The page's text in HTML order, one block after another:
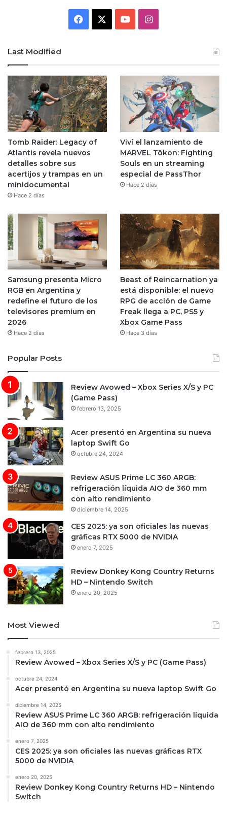
Facebook YouTubeInstagram
Last Modified
Tomb Raider: Legacy of
Atlantis revela nuevos
detalles sobre sus
acertijos y trampas en un
minidocumental
Hace 2 días
Viví el lanzamiento de
MARVEL Tōkon: Fighting
Souls en un streaming
especial de PassThor
Hace 2 días
Samsung presenta Micro
RGB en Argentina y
redefine el futuro de los
televisores premium en
2026
Hace 2 días
Beast of Reincarnation ya
está disponible: el nuevo
RPG de acción de Game
Freak llega a PC, PS5 y
Xbox Game Pass
Hace 3 días
Popular Posts
Review Avowed – Xbox Series X/S y PC
(Game Pass)
febrero 13, 2025
Acer presentó en Argentina su nueva
laptop Swift Go
octubre 24, 2024
Review ASUS Prime LC 360 ARGB:
refrigeración líquida AIO de 360 mm
con alto rendimiento
diciembre 14, 2025
CES 2025: ya son oficiales las nuevas
gráficas RTX 5000 de NVIDIA
enero 7, 2025
Review Donkey Kong Country Returns
HD – Nintendo Switch
enero 20, 2025
Most Viewed
febrero 13, 2025
Review Avowed – Xbox Series X/S y PC (Game Pass)
octubre 24, 2024
Acer presentó en Argentina su nueva laptop Swift Go
diciembre 14, 2025
Review ASUS Prime LC 360 ARGB: refrigeración líquida
AIO de 360 mm con alto rendimiento
enero 7, 2025
CES 2025: ya son oficiales las nuevas gráficas RTX
5000 de NVIDIA
enero 20, 2025
Review Donkey Kong Country Returns HD – Nintendo
Switch